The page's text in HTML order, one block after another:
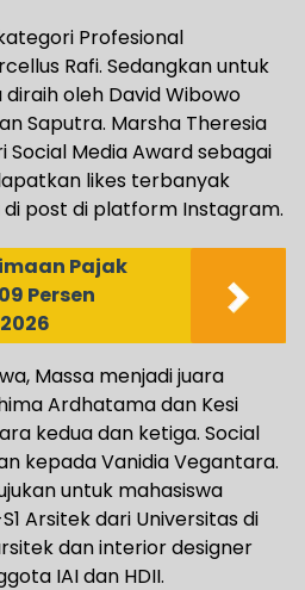
Profesional
Rafi. Sedangkan untuk
oleh David Wibowo
Saputra. Marsha Theresia
Media Award sebagai
likes terbanyak
post di platform Instagram.
Pajak
Persen
Massa menjadi juara
Ardhatama dan Kesi
kedua dan ketiga. Social
kepada Vanidia Vegantara.
untuk mahasiswa
Arsitek dari Universitas di
dan interior designer
IAI dan HDII.